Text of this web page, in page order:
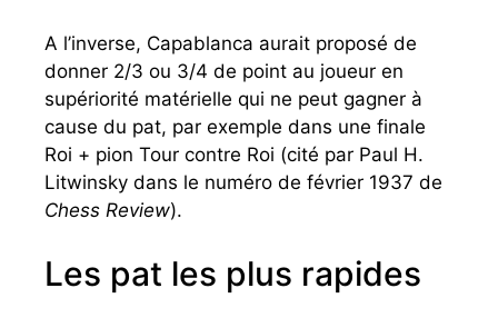
A l’inverse, Capablanca aurait proposé de
donner 2/3 ou 3/4 de point au joueur en
supériorité matérielle qui ne peut gagner à
cause du pat, par exemple dans une finale
Roi + pion Tour contre Roi (cité par Paul H.
Litwinsky dans le numéro de février 1937 de
Chess Review).
Les pat les plus rapides